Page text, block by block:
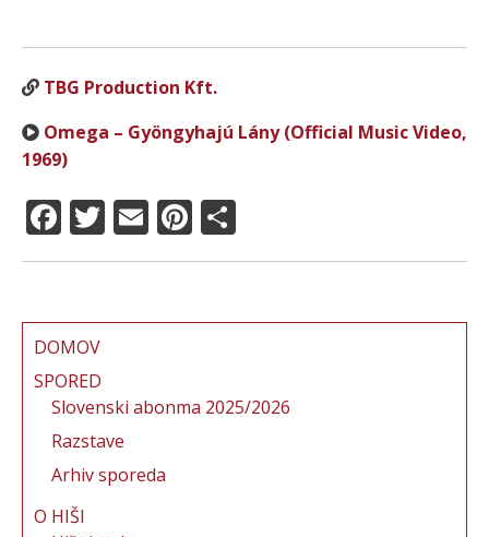
TBG Production Kft.
Omega – Gyöngyhajú Lány (Official Music Video,
1969)
F
a
e
b
o
o
k
T
w
te
E
m
l
Pi
n
re
h
re
DOMOV
SPORED
Slovenski abonma 2025/2026
Razstave
Arhiv sporeda
O HIŠI